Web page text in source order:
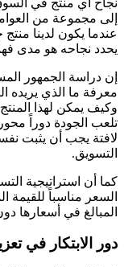
نجاح أي منتج في
إلى مجموعة من
عندما يكون لدينا
يحدد نجاحه هو مدى
إن دراسة الجمهور
معرفة ما الذي يريده
وكيف يمكن لهذا
تلعب الجودة دوراً
لافتة يجب أن يثبت
التسويق.
كما أن استراتيجية
السعر مناسباً للقيمة
المبالغ في أسعارها
دور الابتكار في